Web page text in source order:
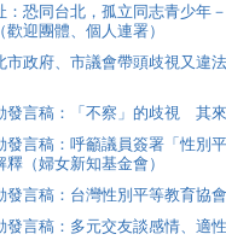
：恐同台北，孤立同志青少年
歡迎團體、個人連署）
市政府、市議會帶頭歧視又違
發言稿：「不察」的歧視 其
發言稿：呼籲議員簽署「性
釋（婦女新知基金會）
發言稿：台灣性別平等教育協
發言稿：多元交友談感情、適